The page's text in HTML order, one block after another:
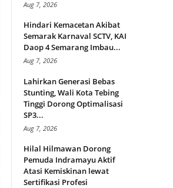
Aug 7, 2026
Hindari Kemacetan Akibat
Semarak Karnaval SCTV, KAI
Daop 4 Semarang Imbau...
Aug 7, 2026
Lahirkan Generasi Bebas
Stunting, Wali Kota Tebing
Tinggi Dorong Optimalisasi
SP3...
Aug 7, 2026
Hilal Hilmawan Dorong
Pemuda Indramayu Aktif
Atasi Kemiskinan lewat
Sertifikasi Profesi